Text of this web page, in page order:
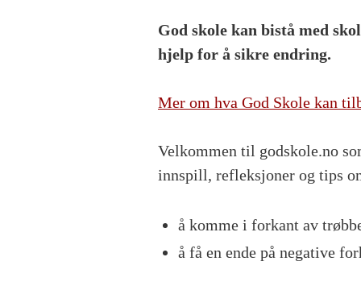
God skole kan bistå med
hjelp for å sikre endring.
Mer om hva God Skole kan
Velkommen til godskole.no
innspill, refleksjoner og tips
å komme i forkant av
å få en ende på negative